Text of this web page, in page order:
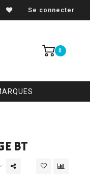
Se connecter
0
BT